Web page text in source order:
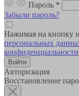
Пароль *
Забыли пароль?
Нажимая на кнопку
персональных
конфиденциальности
Авторизация
Восстановление